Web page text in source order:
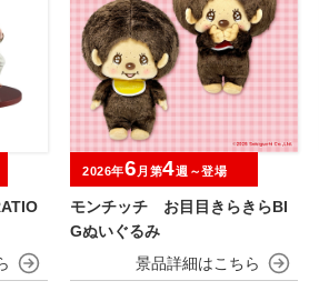
モンチッチ お目目きらきらBI
Gぬいぐるみ
2026年6 月第4週～登場